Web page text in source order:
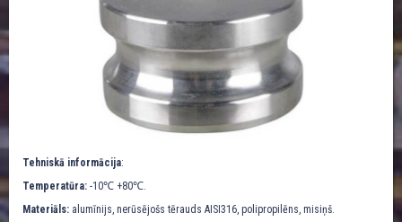
Tehniskā informācija:
Temperatūra: -10℃ +80℃.
Materiāls: alumīnijs, nerūsējošs tērauds AISI316, polipropilēns, misiņš.